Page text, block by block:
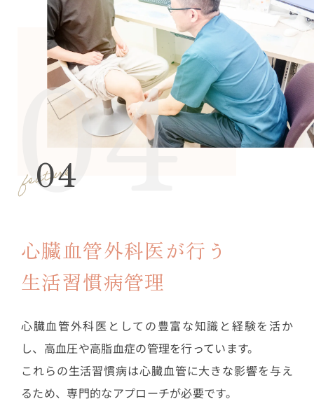
04
心臓血管外科医が行う
生活習慣病管理
心臓血管外科医としての豊富な知識と経験を活か
し、高血圧や高脂血症の管理を行っています。
これらの生活習慣病は心臓血管に大きな影響を与え
るため、専門的なアプローチが必要です。